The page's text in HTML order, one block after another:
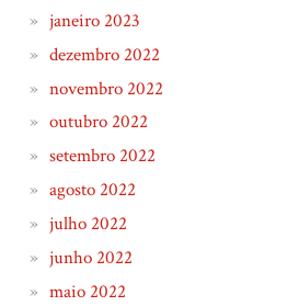
janeiro 2023
dezembro 2022
novembro 2022
outubro 2022
setembro 2022
agosto 2022
julho 2022
junho 2022
maio 2022